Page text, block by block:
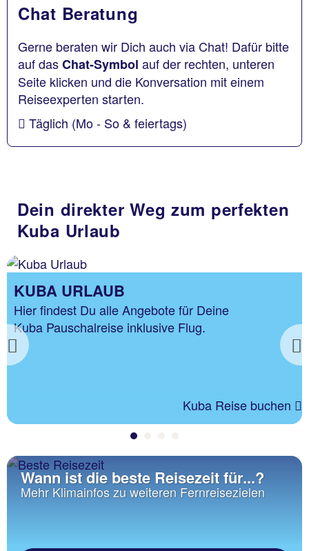
Chat Beratung
Gerne beraten wir Dich auch via Chat! Dafür bitte
auf dasChat-Symbol auf der rechten, unteren
Seite klicken und die Konversation mit einem
Reiseexperten starten.
Täglich (Mo - So & feiertags)
Dein direkter Weg zum perfekten
Kuba Urlaub
Previous
KUBA URLAUB
Hier findest Du alle Angebote für Deine
Kuba Pauschalreise inklusive Flug.
Kuba Reise buchen
Wann ist die beste Reisezeit für...?
Mehr Klimainfos zu weiteren Fernreisezielen